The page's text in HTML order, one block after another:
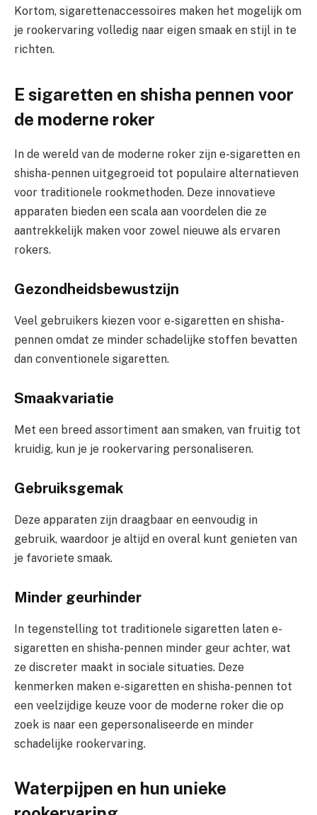
Kortom, sigarettenaccessoires maken het mogelijk om
je rookervaring volledig naar eigen smaak en stijl in te
richten.
E sigaretten en shisha pennen voor
de moderne roker
In de wereld van de moderne roker zijn e-sigaretten en
shisha-pennen uitgegroeid tot populaire alternatieven
voor traditionele rookmethoden. Deze innovatieve
apparaten bieden een scala aan voordelen die ze
aantrekkelijk maken voor zowel nieuwe als ervaren
rokers.
Gezondheidsbewustzijn
Veel gebruikers kiezen voor e-sigaretten en shisha-
pennen omdat ze minder schadelijke stoffen bevatten
dan conventionele sigaretten.
Smaakvariatie
Met een breed assortiment aan smaken, van fruitig tot
kruidig, kun je je rookervaring personaliseren.
Gebruiksgemak
Deze apparaten zijn draagbaar en eenvoudig in
gebruik, waardoor je altijd en overal kunt genieten van
je favoriete smaak.
Minder geurhinder
In tegenstelling tot traditionele sigaretten laten e-
sigaretten en shisha-pennen minder geur achter, wat
ze discreter maakt in sociale situaties. Deze
kenmerken maken e-sigaretten en shisha-pennen tot
een veelzijdige keuze voor de moderne roker die op
zoek is naar een gepersonaliseerde en minder
schadelijke rookervaring.
Waterpijpen en hun unieke